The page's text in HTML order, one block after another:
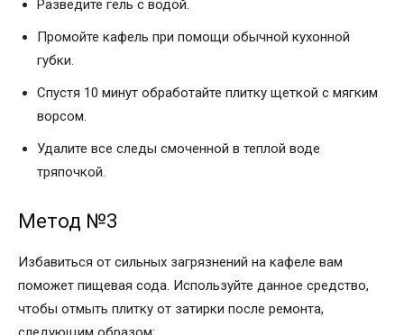
Разведите гель с водой.
Промойте кафель при помощи обычной кухонной
губки.
Спустя 10 минут обработайте плитку щеткой с мягким
ворсом.
Удалите все следы смоченной в теплой воде
тряпочкой.
Метод №3
Избавиться от сильных загрязнений на кафеле вам
поможет пищевая сода. Используйте данное средство,
чтобы отмыть плитку от затирки после ремонта,